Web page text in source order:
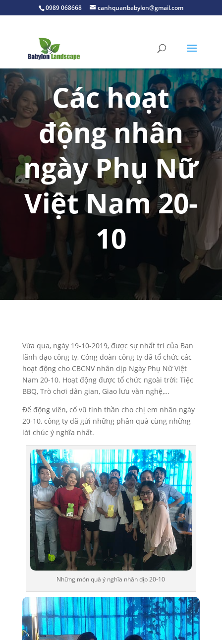
0989 068668 canhquanbabylon@gmail.com
Các hoạt
động nhân
ngày Phụ Nữ
Việt Nam 20-
10
Vừa qua, ngày 19-10-2019, được sự nhất trí của Ban
lãnh đạo công ty, Công đoàn công ty đã tổ chức các
hoạt động cho CBCNV nhân dịp Ngày Phụ Nữ Việt
Nam 20-10. Hoạt động được tổ chức ngoài trời: Tiệc
BBQ, Trò chơi dân gian, Giao lưu văn nghệ,…
Để động viên, cổ vũ tinh thần cho chị em nhân ngày
20-10, công ty đã gửi những phần quà cùng những
lời chúc ý nghĩa nhất.
Những món quà ý nghĩa nhân dịp 20-10